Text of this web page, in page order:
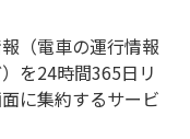
（電車の運行情報
を24時間365日リ
に集約するサービ